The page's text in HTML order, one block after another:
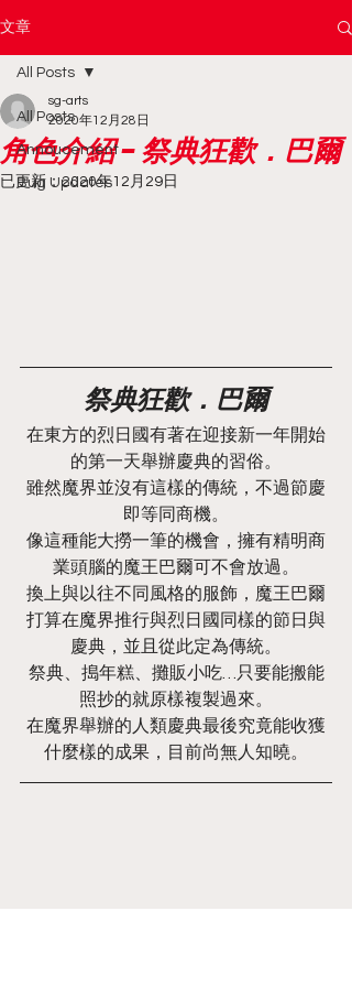
文章
All Posts
Annoucement
Bug Updates
All Posts
角色介紹 - 祭典狂歡．巴爾
sg-arts
2020年12月28日
已更新：2020年12月29日
祭典狂歡．巴爾
在東方的烈日國有著在迎接新一年開始
的第一天舉辦慶典的習俗。
雖然魔界並沒有這樣的傳統，不過節慶
即等同商機。
像這種能大撈一筆的機會，擁有精明商
業頭腦的魔王巴爾可不會放過。
換上與以往不同風格的服飾，魔王巴爾
打算在魔界推行與烈日國同樣的節日與
慶典，並且從此定為傳統。
祭典、搗年糕、攤販小吃…只要能搬能
照抄的就原樣複製過來。
在魔界舉辦的人類慶典最後究竟能收獲
什麼樣的成果，目前尚無人知曉。